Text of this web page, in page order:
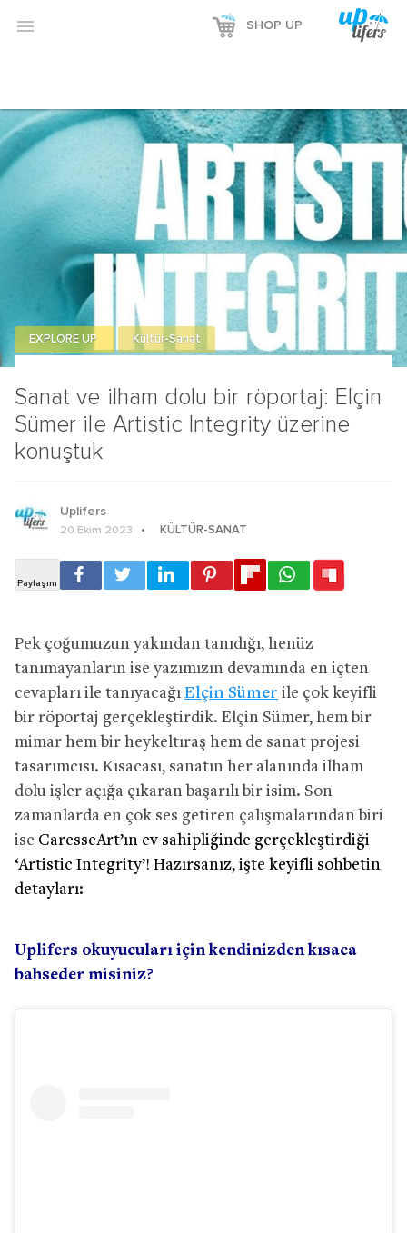
 SHOP UP
Sanat ve ilham dolu bir röportaj: Elçin
Sümer ile Artistic Integrity üzerine
konuştuk
EXPLORE UP Kültür-Sanat
Uplifers
20 Ekim 2023 KÜLTÜR-SANAT
Pek çoğumuzun yakından tanıdığı, henüz
tanımayanların ise yazımızın devamında en içten
cevapları ile tanıyacağı Elçin Sümer ile çok keyifli
bir röportaj gerçekleştirdik. Elçin Sümer, hem bir
mimar hem bir heykeltıraş hem de sanat projesi
tasarımcısı. Kısacası, sanatın her alanında ilham
dolu işler açığa çıkaran başarılı bir isim. Son
zamanlarda en çok ses getiren çalışmalarından biri
ise CaresseArt’ın ev sahipliğinde gerçekleştirdiği
‘Artistic Integrity’! Hazırsanız, işte keyifli sohbetin
detayları:
Uplifers okuyucuları için kendinizden kısaca
bahseder misiniz?